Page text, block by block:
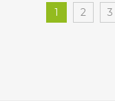
1 2 3